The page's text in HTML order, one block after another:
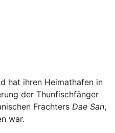
hat ihren Heimathafen in
der Thunfischfänger
Frachters Dae San,
war.